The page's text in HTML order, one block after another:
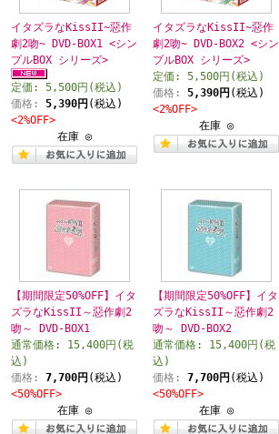
イタズラなKissII~惡作
劇2吻~ DVD-BOX1 <シン
プルBOX シリーズ>
定価: 5,500円(税込)
価格: 5,390円 (税込)
<2%OFF>
在庫 ◎
イタズラなKissII~惡作
劇2吻~ DVD-BOX2 <シン
プルBOX シリーズ>
定価: 5,500円(税込)
価格: 5,390円 (税込)
<2%OFF>
在庫 ◎
【期間限定50%OFF】イタ
ズラなKissII～惡作劇2
吻～ DVD-BOX1
通常価格: 15,400円(税
込)
価格: 7,700円 (税込)
<50%OFF>
在庫 ◎
【期間限定50%OFF】イタ
ズラなKissII～惡作劇2
吻～ DVD-BOX2
通常価格: 15,400円(税
込)
価格: 7,700円 (税込)
<50%OFF>
在庫 ◎